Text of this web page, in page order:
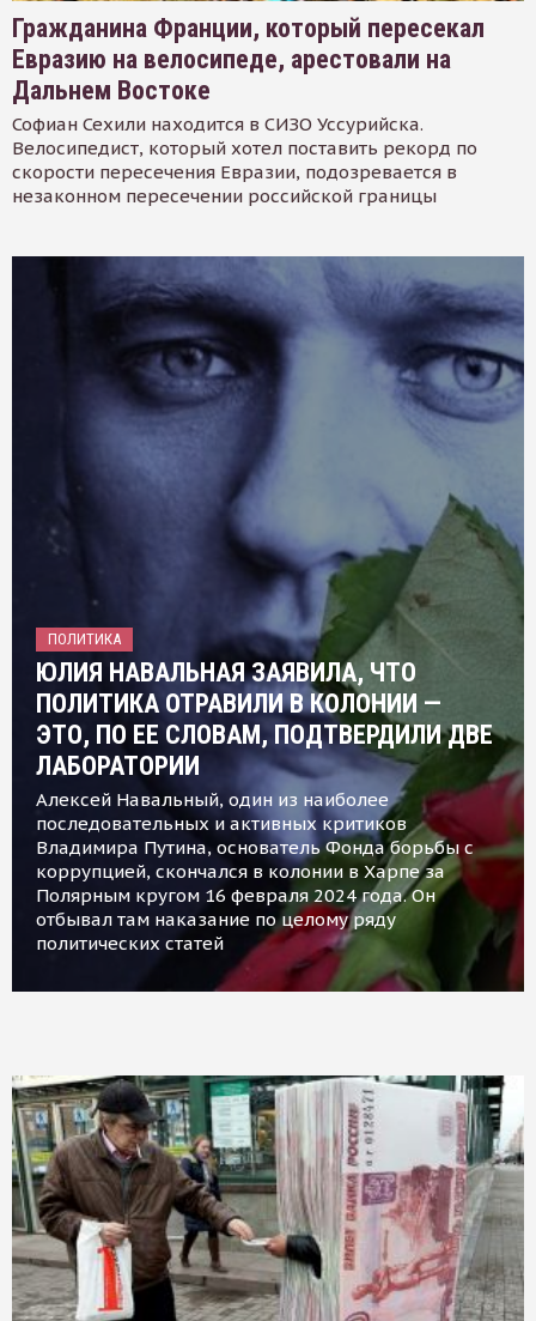
Гражданина Франции, который пересекал
Евразию на велосипеде, арестовали на
Дальнем Востоке
Софиан Сехили находится в СИЗО Уссурийска.
Велосипедист, который хотел поставить рекорд по
скорости пересечения Евразии, подозревается в
незаконном пересечении российской границы
ПОЛИТИКА
ЮЛИЯ НАВАЛЬНАЯ ЗАЯВИЛА, ЧТО
ПОЛИТИКА ОТРАВИЛИ В КОЛОНИИ —
ЭТО, ПО ЕЕ СЛОВАМ, ПОДТВЕРДИЛИ ДВЕ
ЛАБОРАТОРИИ
Алексей Навальный, один из наиболее
последовательных и активных критиков
Владимира Путина, основатель Фонда борьбы с
коррупцией, скончался в колонии в Харпе за
Полярным кругом 16 февраля 2024 года. Он
отбывал там наказание по целому ряду
политических статей